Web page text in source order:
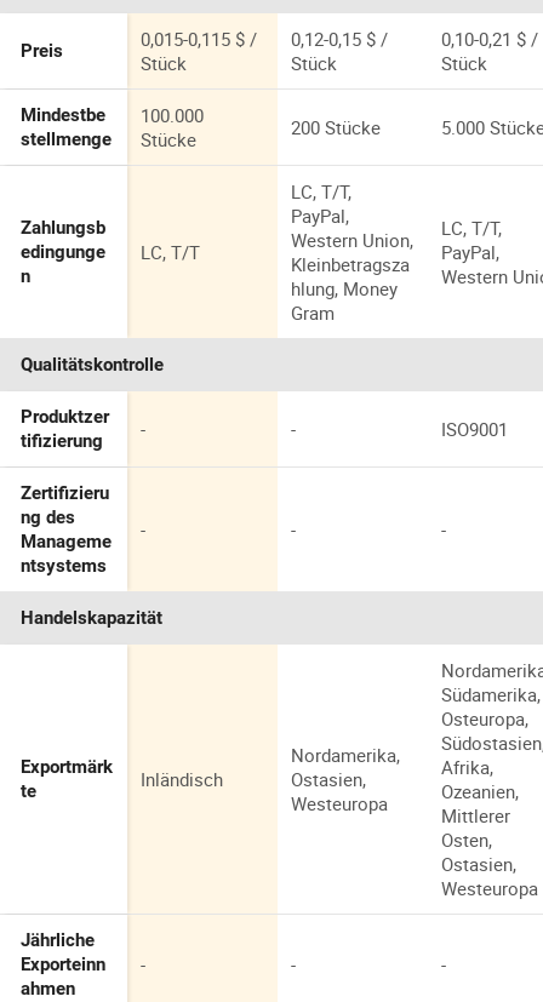
metik
Kunststoff
Shampoo
Flaschen mit
Preis
0,015-0,115 $ /
Stück
0,12-0,15 $ /
Stück
0,10-0,21 $ /
Stück
Mindestbe
stellmenge
100.000
Stücke
200 Stücke 5.000
Zahlungsb
edingunge
n
LC, T/T
LC, T/T,
PayPal,
Western Union,
Kleinbetragsza
hlung, Money
Gram
LC, T/T,
PayPal,
Western
Qualitätskontrolle
Produktzer
tifizierung
- - ISO9001
Zertifizieru
ng des
Manageme
ntsystems
- - -
Handelskapazität
Exportmärk
te
Inländisch
Nordamerika,
Ostasien,
Westeuropa
Südamerika,
Osteuropa,
Afrika,
Ozeanien,
Mittlerer
Osten,
Ostasien,
Westeuropa
Jährliche
Exporteinn
ahmen
- - -